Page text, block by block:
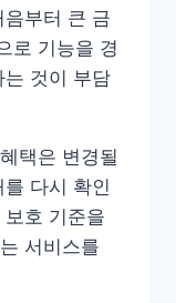
부터 큰 금
로 기능을 경
것이 부담
택은 변경될
다시 확인
호 기준을
서비스를